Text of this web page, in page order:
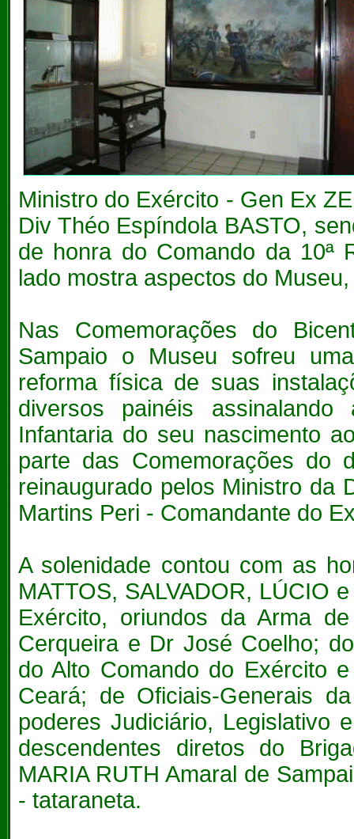
Ministro do Exército - Gen Ex
Div Théo Espíndola BASTO,
de honra do Comando da 10ª
lado mostra aspectos do
Nas Comemorações do
Sampaio o Museu sofreu
reforma física de suas
diversos painéis
Infantaria do seu nascimento
parte das Comemorações
reinaugurado pelos Ministro da
Martins Peri - Comandante do
A solenidade contou com as
MATTOS, SALVADOR, LÚCIO
Exército, oriundos da Arma
Cerqueira e Dr José Coelho;
do Alto Comando do Exército
Ceará; de Oficiais-Generais
poderes Judiciário, Legislativo
descendentes diretos do
MARIA RUTH Amaral de
- tataraneta.